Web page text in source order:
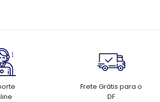
Frete Grátis para o
DF